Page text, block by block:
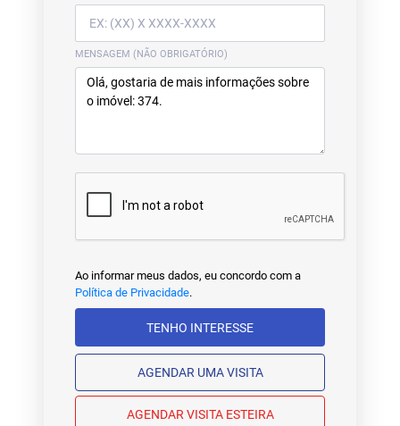
MENSAGEM (NÃO OBRIGATÓRIO)
Ao informar meus dados, eu concordo com a
Política de Privacidade.
TENHO INTERESSE
AGENDAR UMA VISITA
AGENDAR VISITA ESTEIRA